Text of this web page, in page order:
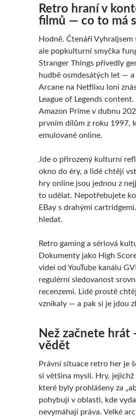
Retro hraní v
filmů — co to má
Hodně. Čtenáři Vyhraljsem
ale popkulturní smyčka
Stranger Things přivedly
hudbě osmdesátých let —
Arcane na Netflixu loni
League of Legends
Amazon Prime v dubnu
prvním dílům z roku 1997,
emulované online.
Jde o přirozený kulturní
okno do éry, a lidé chtějí
hry online jsou jednou z
to udělat. Nepotřebujete
EBay s drahými
hledat.
Retro gaming a sériová
Dokumenty jako High
videí od YouTube kanálu
regulérní sledovanost
recenzemi. Lidé prostě
vznikaly — a pak si je jdou
Než začnete
vědět
Právní situace retro her je
si většina myslí. Hry,
které byly prohlášeny za
pohybují v oblasti, kde
nevymáhají práva. Velké